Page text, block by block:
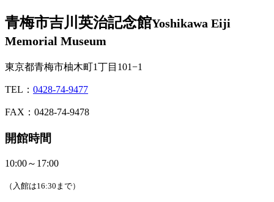
青梅市吉川英治記念館Yoshikawa Eiji
Memorial Museum
東京都青梅市柚木町1丁目101−1
TEL： 0428-74-9477
FAX：0428-74-9478
開館時間
10:00～17:00
（入館は16:30まで）